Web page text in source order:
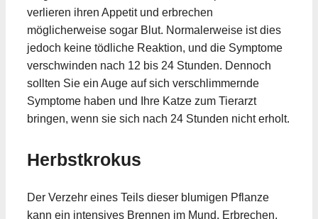
verlieren ihren Appetit und erbrechen
möglicherweise sogar Blut. Normalerweise ist dies
jedoch keine tödliche Reaktion, und die Symptome
verschwinden nach 12 bis 24 Stunden. Dennoch
sollten Sie ein Auge auf sich verschlimmernde
Symptome haben und Ihre Katze zum Tierarzt
bringen, wenn sie sich nach 24 Stunden nicht erholt.
Herbstkrokus
Der Verzehr eines Teils dieser blumigen Pflanze
kann ein intensives Brennen im Mund, Erbrechen,